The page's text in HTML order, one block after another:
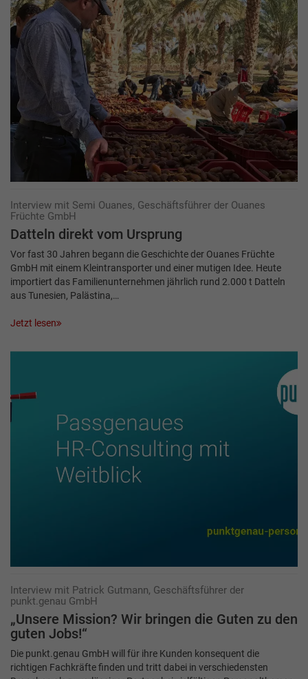
Interview mit Semi Ouanes, Geschäftsführer der Ouanes
Früchte GmbH
Datteln direkt vom Ursprung
Vor fast 30 Jahren begann die Geschichte der Ouanes Früchte
GmbH mit einem Kleintransporter und einer mutigen Idee. Heute
importiert das Familienunternehmen jährlich rund 2.000 t Datteln
aus Tunesien, Palästina,…
Jetzt lesen
Interview mit Patrick Gutmann, Geschäftsführer der
punkt.genau GmbH
„Unsere Mission? Wir bringen die ­Guten zu den
guten Jobs!“
Die punkt.genau GmbH will für ihre Kunden konsequent die
richtigen Fachkräfte finden und tritt dabei in verschiedensten